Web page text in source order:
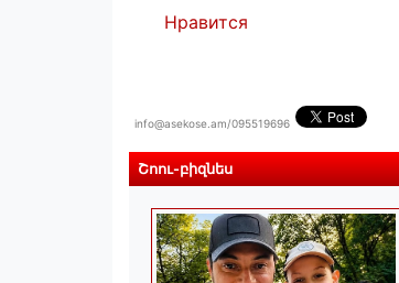
Нравится
info@asekose.am/095519696
Շոու-բիզնես